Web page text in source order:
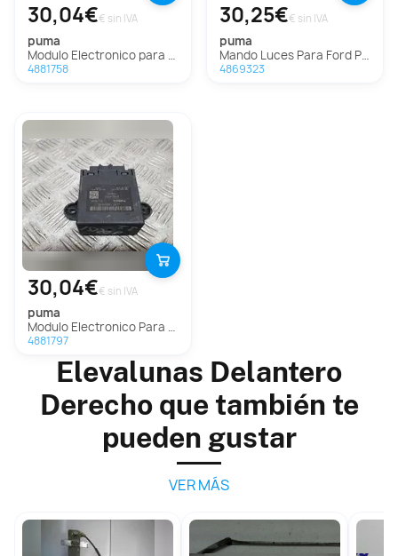
30,04€€ sin IVA
puma
Modulo Electronico para Ford Puma
4881758
30,25€€ sin IVA
puma
Mando Luces Para Ford Puma
4869323
30,04€€ sin IVA
puma
Modulo Electronico Para Ford Puma
4881797
Elevalunas Delantero
Derecho que también te
pueden gustar
VER MÁS